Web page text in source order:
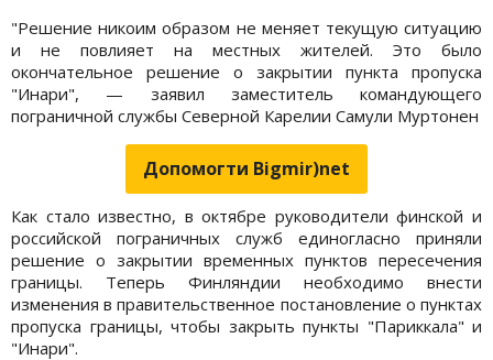
"Решение никоим образом не меняет текущую ситуацию
и не повлияет на местных жителей. Это было
окончательное решение о закрытии пункта пропуска
"Инари", — заявил заместитель командующего
пограничной службы Северной Карелии Самули Муртонен
Допомогти Bigmir)net
Как стало известно, в октябре руководители финской и
российской пограничных служб единогласно приняли
решение о закрытии временных пунктов пересечения
границы. Теперь Финляндии необходимо внести
изменения в правительственное постановление о пунктах
пропуска границы, чтобы закрыть пункты "Париккала" и
"Инари".